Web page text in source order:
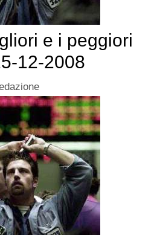
e i peggiori
12-2008